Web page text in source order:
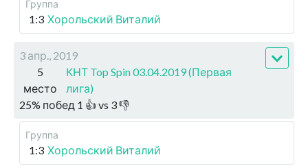
Группа
1:3 Хорольский Виталий
3 апр., 2019
5
место
КНТ Top Spin 03.04.2019 (Первая
лига)
25% побед 1 👍 vs 3👎
Группа
1:3 Хорольский Виталий